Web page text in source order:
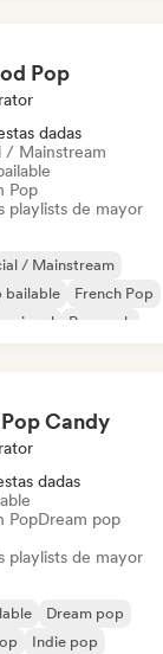
Pop
dadas
/ Mainstream
Pop
playlists de mayor
/ Mainstream
bailable
French Pop
Pop rock
Candy
dadas
PopDream pop
playlists de mayor
Dream pop
Indie pop